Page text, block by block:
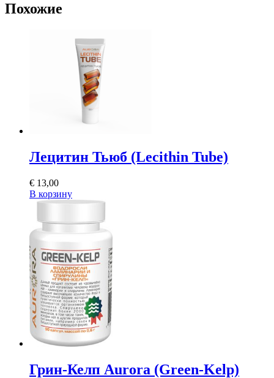
Похожие
Лецитин Тьюб (Lecithin Tube)
€ 13,00
В корзину
Грин-Келп Aurora (Green-Kelp)